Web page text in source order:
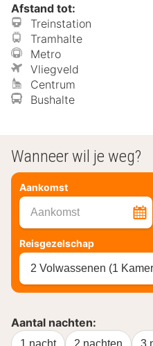
Afstand tot:
Treinstation
Tramhalte
Metro
Vliegveld
Centrum
Bushalte
Wanneer wil je weg?
Aankomst
Aankomst
Reisgezelschap
2 Volwassenen (1
Aantal nachten: